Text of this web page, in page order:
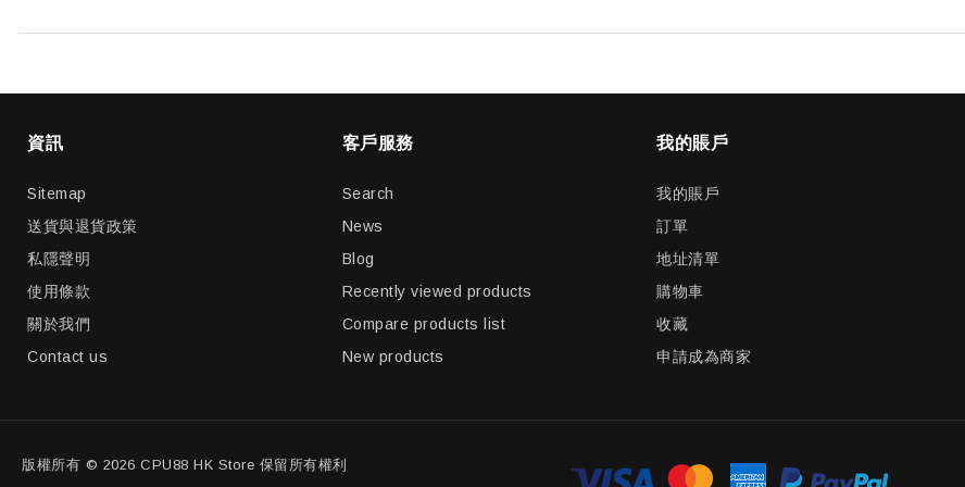
資訊
Sitemap
送貨與退貨政策
私隱聲明
使用條款
關於我們
Contact us
客戶服務
Search
News
Blog
Recently viewed products
Compare products list
New products
我的賬戶
我的賬戶
訂單
地址清單
購物車
收藏
申請成為商家
版權所有 © 2026 CPU88 HK Store 保留所有權利